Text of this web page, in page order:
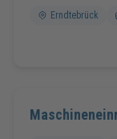
Erndtebrück